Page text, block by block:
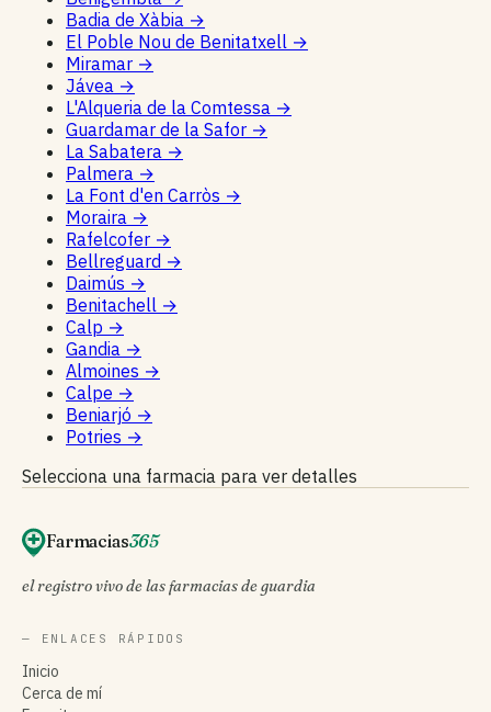
Badia de Xàbia →
El Poble Nou de Benitatxell →
Miramar →
Jávea →
L'Alqueria de la Comtessa →
Guardamar de la Safor →
La Sabatera →
Palmera →
La Font d'en Carròs →
Moraira →
Rafelcofer →
Bellreguard →
Daimús →
Benitachell →
Calp →
Gandia →
Almoines →
Calpe →
Beniarjó →
Potries →
Selecciona una farmacia para ver detalles
Farmacias365
el registro vivo de las farmacias de guardia
— ENLACES RÁPIDOS
Inicio
Cerca de mí